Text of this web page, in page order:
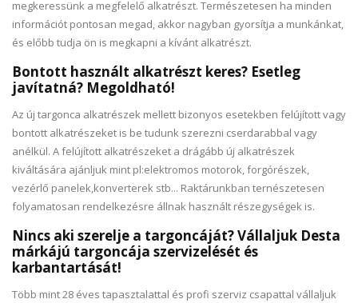
megkeressünk a megfelelő alkatrészt. Természetesen ha minden
információt pontosan megad, akkor nagyban gyorsítja a munkánkat,
és előbb tudja ön is megkapni a kívánt alkatrészt.
Bontott használt alkatrészt keres? Esetleg
javítatná? Megoldható!
Az új targonca alkatrészek mellett bizonyos esetekben felújított vagy
bontott alkatrészeket is be tudunk szerezni cserdarabbal vagy
anélkül. A felújított alkatrészeket a drágább új alkatrészek
kiváltására ajánljuk mint pl:elektromos motorok, forgórészek,
vezérlő panelek,konverterek stb... Raktárunkban ternészetesen
folyamatosan rendelkezésre állnak használt részegységek is.
Nincs aki szerelje a targoncáját? Vállaljuk Desta
márkájú targoncája szervizelését és
karbantartását!
Több mint 28 éves tapasztalattal és profi szerviz csapattal vállaljuk